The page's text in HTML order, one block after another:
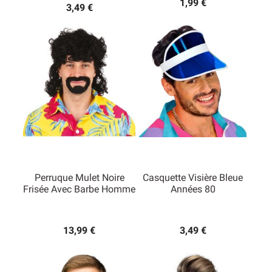
3,49 € 1,99 €
Perruque Mulet Noire
Frisée Avec Barbe Homme
13,99 €
Casquette Visière Bleue
Années 80
3,49 €